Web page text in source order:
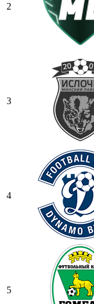
2
3
4
5